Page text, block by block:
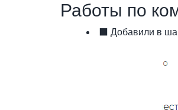
Работы по
⬛ Добавили в